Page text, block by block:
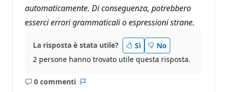
automaticamente. Di conseguenza, potrebbero
esserci errori grammaticali o espressioni strane.
La risposta è stata utile? Sì
No
2 persone hanno trovato utile questa risposta.
0 commenti
Nessun